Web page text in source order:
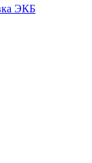
ЭКБ